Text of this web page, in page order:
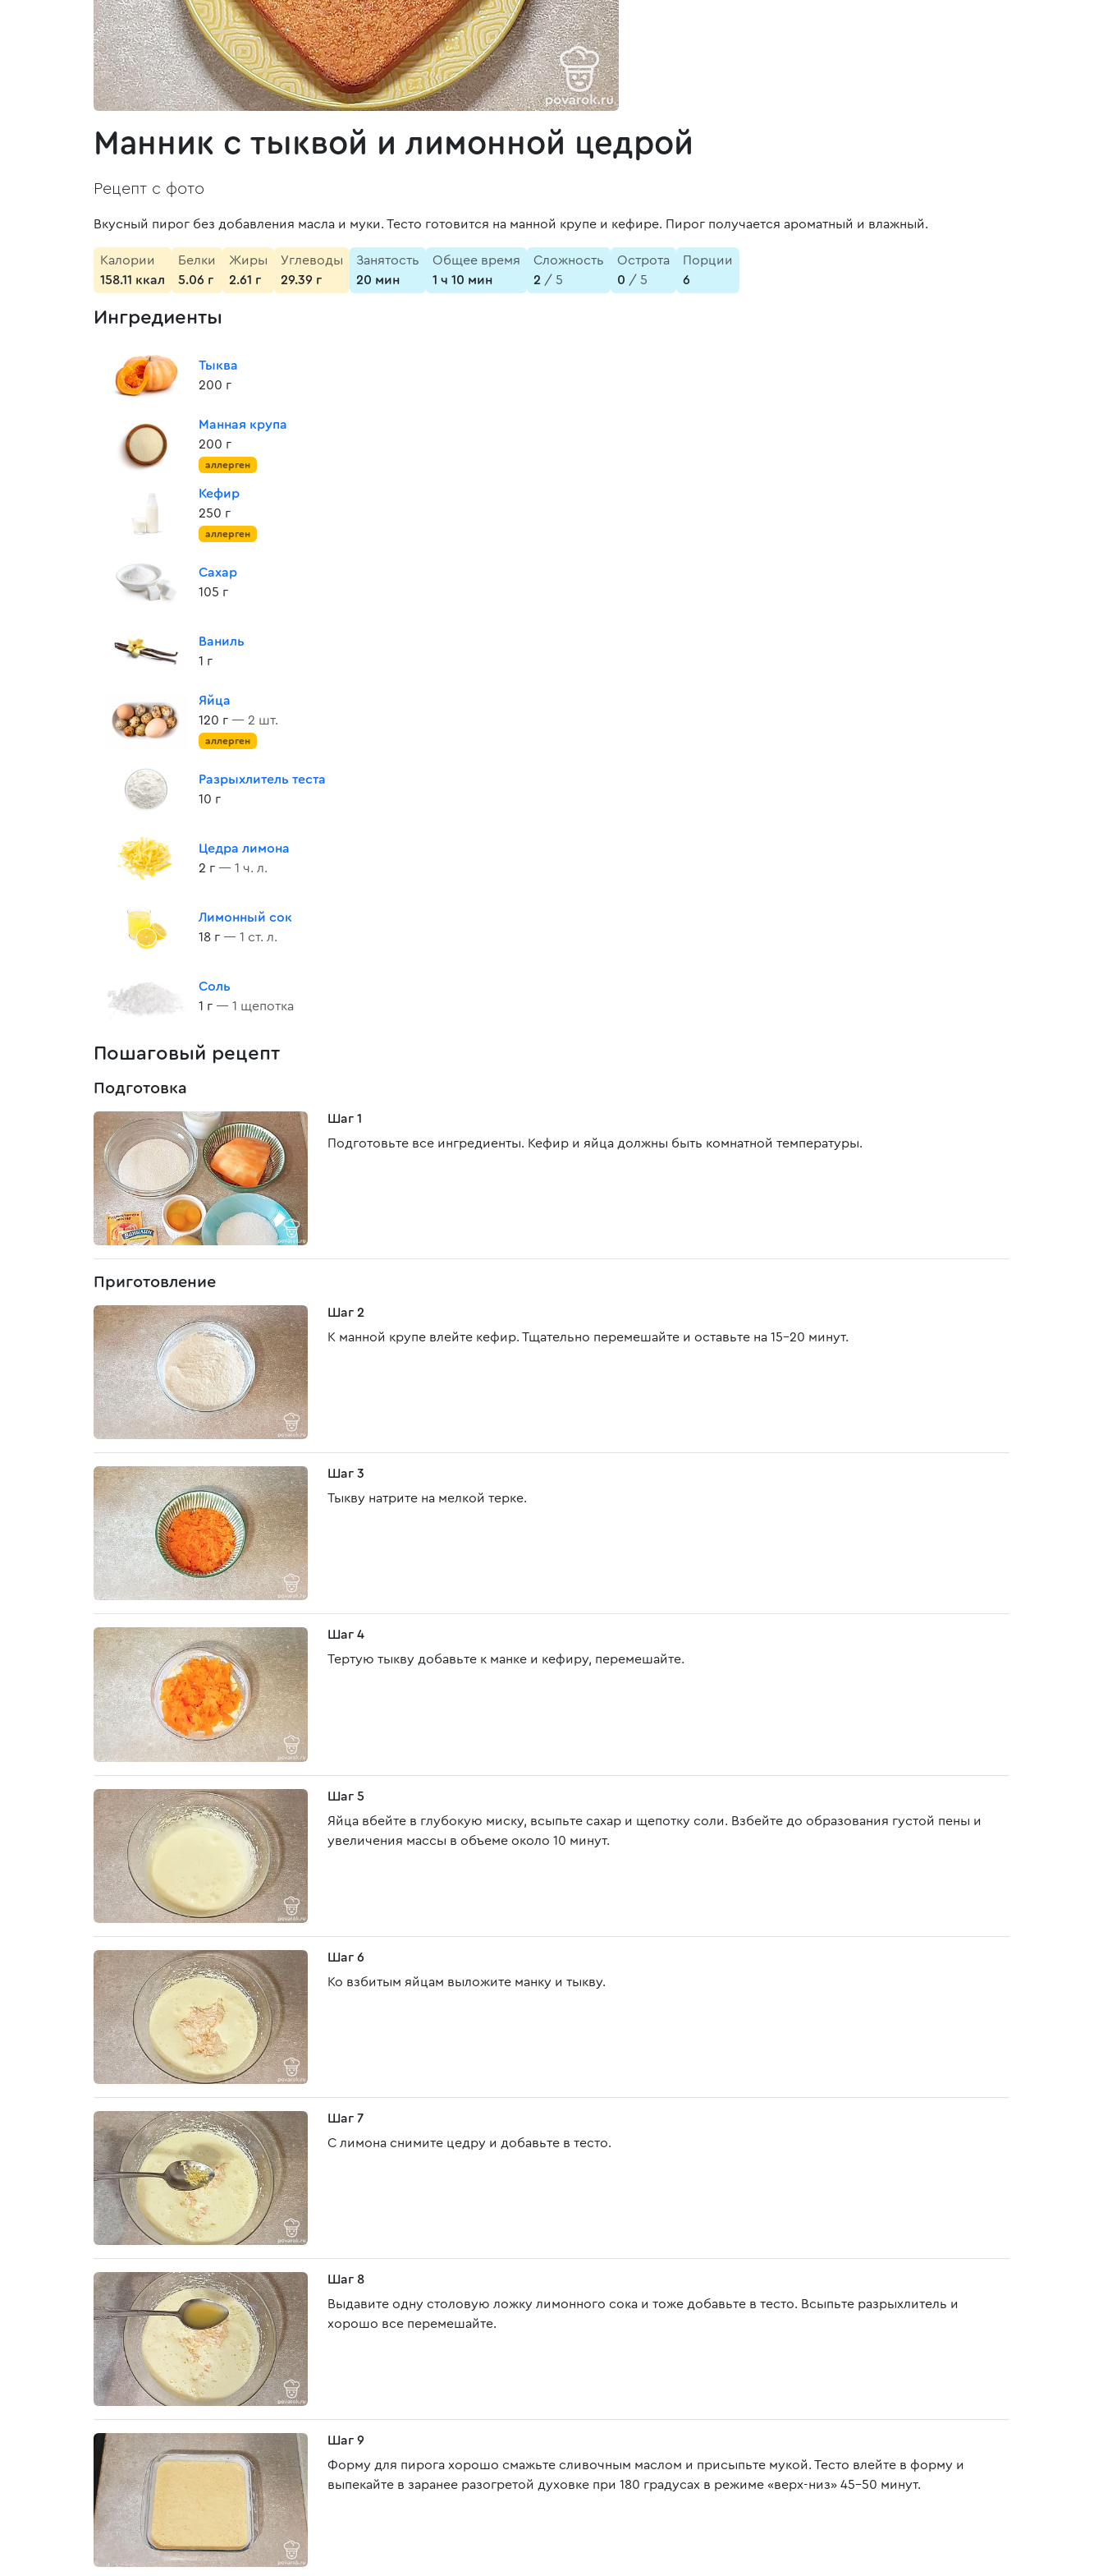
Манник с тыквой и лимонной цедрой
Рецепт с фото
Вкусный пирог без добавления масла и муки. Тесто готовится на манной крупе и кефире. Пирог получается ароматный и влажный.
Калории
158.11 ккал
Белки
5.06 г
Жиры
2.61 г
Углеводы
29.39 г
Занятость
20 мин
Общее время
1 ч 10 мин
Сложность
2 / 5
Острота
0 / 5
Порции
6
Ингредиенты
Тыква
200 г
Манная крупа
200 г
аллерген
Кефир
250 г
аллерген
Сахар
105 г
Ваниль
1 г
Яйца
120 г — 2 шт.
аллерген
Разрыхлитель теста
10 г
Цедра лимона
2 г — 1 ч. л.
Лимонный сок
18 г — 1 ст. л.
Соль
1 г — 1 щепотка
Пошаговый рецепт
Подготовка
Шаг 1
Подготовьте все ингредиенты. Кефир и яйца должны быть комнатной температуры.
Приготовление
Шаг 2
К манной крупе влейте кефир. Тщательно перемешайте и оставьте на 15-20 минут.
Шаг 3
Тыкву натрите на мелкой терке.
Шаг 4
Тертую тыкву добавьте к манке и кефиру, перемешайте.
Шаг 5
Яйца вбейте в глубокую миску, всыпьте сахар и щепотку соли. Взбейте до образования густой пены и
увеличения массы в объеме около 10 минут.
Шаг 6
Ко взбитым яйцам выложите манку и тыкву.
Шаг 7
С лимона снимите цедру и добавьте в тесто.
Шаг 8
Выдавите одну столовую ложку лимонного сока и тоже добавьте в тесто. Всыпьте разрыхлитель и
хорошо все перемешайте.
Шаг 9
Форму для пирога хорошо смажьте сливочным маслом и присыпьте мукой. Тесто влейте в форму и
выпекайте в заранее разогретой духовке при 180 градусах в режиме «верх-низ» 45-50 минут.